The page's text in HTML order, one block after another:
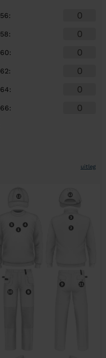
56:
58:
60:
62:
64:
66:
uitleg